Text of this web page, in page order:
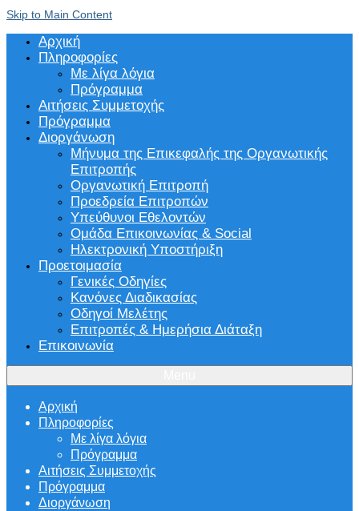
Skip to Main Content
Αρχική
Πληροφορίες
Με λίγα λόγια
Πρόγραμμα
Αιτήσεις Συμμετοχής
Πρόγραμμα
Διοργάνωση
Μήνυμα της Επικεφαλής της Οργανωτικής
Επιτροπής
Οργανωτική Επιτροπή
Προεδρεία Επιτροπών
Υπεύθυνοι Εθελοντών
Ομάδα Επικοινωνίας & Social
Ηλεκτρονική Υποστήριξη
Προετοιμασία
Γενικές Οδηγίες
Κανόνες Διαδικασίας
Οδηγοί Μελέτης
Επιτροπές & Ημερήσια Διάταξη
Επικοινωνία
Αρχική
Πληροφορίες
Με λίγα λόγια
Πρόγραμμα
Αιτήσεις Συμμετοχής
Πρόγραμμα
Διοργάνωση